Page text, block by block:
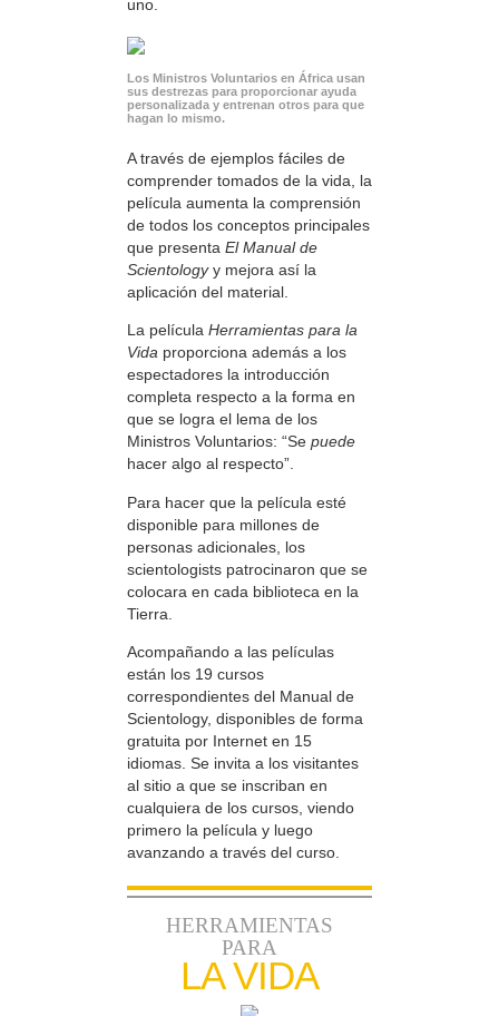
uno.
Los Ministros Voluntarios en África usan
sus destrezas para proporcionar ayuda
personalizada y entrenan otros para que
hagan lo mismo.
A través de ejemplos fáciles de
comprender tomados de la vida, la
película aumenta la comprensión
de todos los conceptos principales
que presenta El Manual de
Scientologyy mejora así la
aplicación del material.
La película Herramientas para la
Vida proporciona además a los
espectadores la introducción
completa respecto a la forma en
que se logra el lema de los
Ministros Voluntarios: “Se puede
hacer algo al respecto”.
Para hacer que la película esté
disponible para millones de
personas adicionales, los
scientologists patrocinaron que se
colocara en cada biblioteca en la
Tierra.
Acompañando a las películas
están los 19 cursos
correspondientes del Manual de
Scientology, disponibles de forma
gratuita por Internet en 15
idiomas. Se invita a los visitantes
al sitio a que se inscriban en
cualquiera de los cursos, viendo
primero la película y luego
avanzando a través del curso.
HERRAMIENTAS
PARA
LA VIDA